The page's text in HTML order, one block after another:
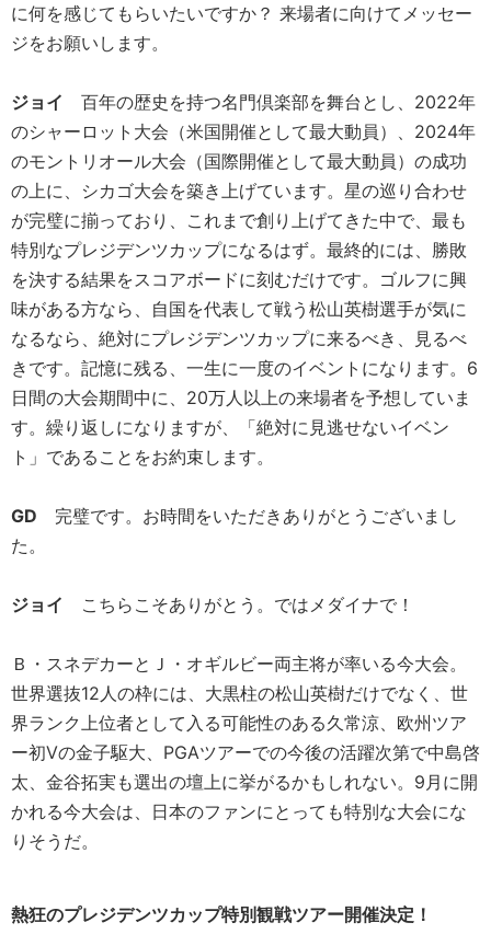
に何を感じてもらいたいですか？ 来場者に向けてメッセー
ジをお願いします。
ジョイ 百年の歴史を持つ名門倶楽部を舞台とし、2022年
のシャーロット大会（米国開催として最大動員）、2024年
のモントリオール大会（国際開催として最大動員）の成功
の上に、シカゴ大会を築き上げています。星の巡り合わせ
が完璧に揃っており、これまで創り上げてきた中で、最も
特別なプレジデンツカップになるはず。最終的には、勝敗
を決する結果をスコアボードに刻むだけです。ゴルフに興
味がある方なら、自国を代表して戦う松山英樹選手が気に
なるなら、絶対にプレジデンツカップに来るべき、見るべ
きです。記憶に残る、一生に一度のイベントになります。6
日間の大会期間中に、20万人以上の来場者を予想していま
す。繰り返しになりますが、「絶対に見逃せないイベン
ト」であることをお約束します。
GD 完璧です。お時間をいただきありがとうございまし
た。
ジョイ こちらこそありがとう。ではメダイナで！
Ｂ・スネデカーとＪ・オギルビー両主将が率いる今大会。
世界選抜12人の枠には、大黒柱の松山英樹だけでなく、世
界ランク上位者として入る可能性のある久常涼、欧州ツア
ー初Vの金子駆大、PGAツアーでの今後の活躍次第で中島啓
太、金谷拓実も選出の壇上に挙がるかもしれない。9月に開
かれる今大会は、日本のファンにとっても特別な大会にな
りそうだ。
熱狂のプレジデンツカップ特別観戦ツアー開催決定！